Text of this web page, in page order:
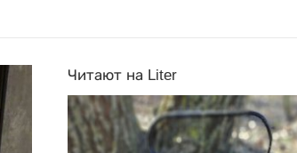
Читают на Liter